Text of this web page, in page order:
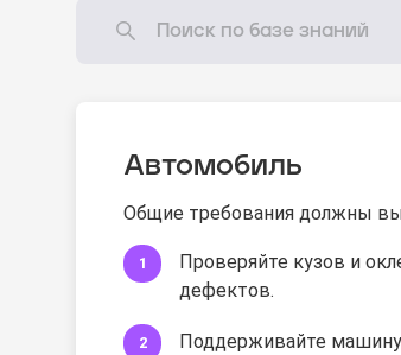
Автомобиль
Общие требования должны
Проверяйте кузов и
дефектов.
Поддерживайте машину